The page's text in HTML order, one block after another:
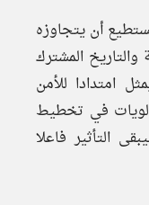
أن يتجاوزه
المشترك
امتدادا للأمن
في تخطيط
التأثير فاعلا